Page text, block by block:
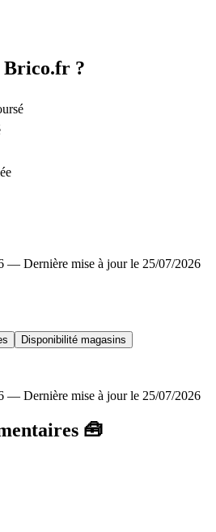
Brico.fr ?
— Dernière mise à jour le 25/07/2026
Disponibilité magasins
— Dernière mise à jour le 25/07/2026
🧰